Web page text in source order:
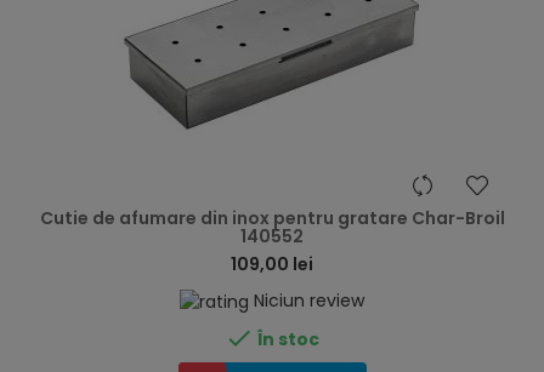
Cutie de afumare din inox pentru gratare Char-Broil
140552
109,00 lei
Niciun review
 În stoc